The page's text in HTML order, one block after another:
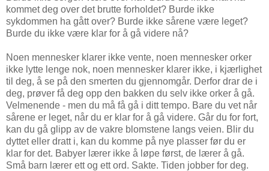
kommet deg over det brutte forholdet? Burde ikke
sykdommen ha gått over? Burde ikke sårene være leget?
Burde du ikke være klar for å gå videre nå?
Noen mennesker klarer ikke vente, noen mennesker orker
ikke lytte lenge nok, noen mennesker klarer ikke, i kjærlighet
til deg, å se på den smerten du gjennomgår. Derfor drar de i
deg, prøver få deg opp den bakken du selv ikke orker å gå.
Velmenende - men du må få gå i ditt tempo. Bare du vet når
sårene er leget, når du er klar for å gå videre. Går du for fort,
kan du gå glipp av de vakre blomstene langs veien. Blir du
dyttet eller dratt i, kan du komme på nye plasser før du er
klar for det. Babyer lærer ikke å løpe først, de lærer å gå.
Små barn lærer ett og ett ord. Sakte. Tiden jobber for deg.